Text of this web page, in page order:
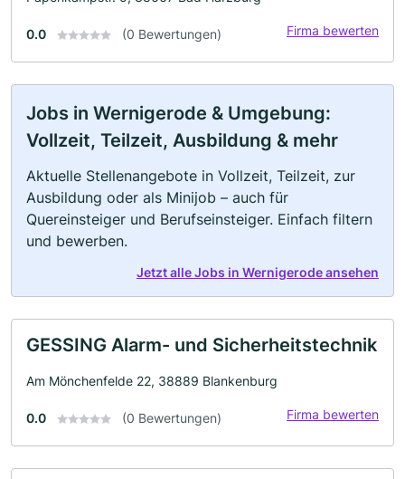
0.0 (0 Bewertungen) Firma bewerten
Jobs in Wernigerode & Umgebung:
Vollzeit, Teilzeit, Ausbildung & mehr
Aktuelle Stellenangebote in Vollzeit, Teilzeit, zur
Ausbildung oder als Minijob – auch für
Quereinsteiger und Berufseinsteiger. Einfach filtern
und bewerben.
Jetzt alle Jobs in Wernigerode ansehen
GESSING Alarm- und Sicherheitstechnik
Am Mönchenfelde 22, 38889 Blankenburg
0.0 (0 Bewertungen) Firma bewerten